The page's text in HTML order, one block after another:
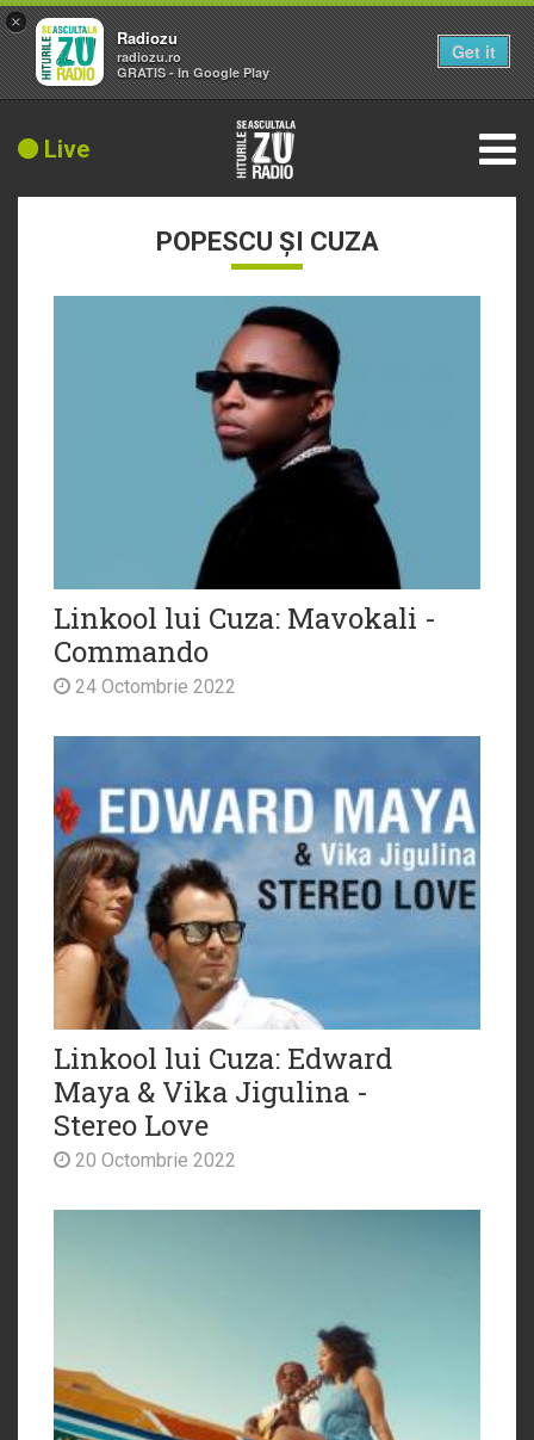
Live
POPESCU ȘI CUZA
Linkool lui Cuza: Mavokali -
Commando
24 Octombrie 2022
Linkool lui Cuza: Edward
Maya & Vika Jigulina -
Stereo Love
20 Octombrie 2022
×
Radiozu
radiozu.ro
GRATIS - In Google Play
Get it